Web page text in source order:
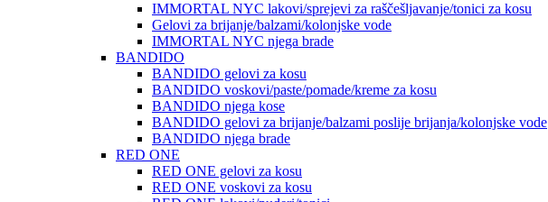
IMMORTAL NYC lakovi/sprejevi za raščešljavanje/tonici za kosu
Gelovi za brijanje/balzami/kolonjske vode
IMMORTAL NYC njega brade
BANDIDO
BANDIDO gelovi za kosu
BANDIDO voskovi/paste/pomade/kreme za kosu
BANDIDO njega kose
BANDIDO gelovi za brijanje/balzami poslije brijanja/kolonjske vode
BANDIDO njega brade
RED ONE
RED ONE gelovi za kosu
RED ONE voskovi za kosu